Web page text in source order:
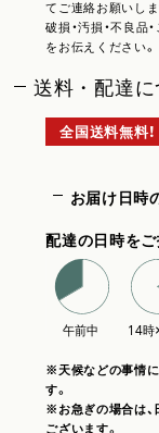
てご連絡お願いしま
破損・汚損・不良品
をお伝えください。
送料・配達に
全国送料無料！
お届け日時
配達の日時をご
※天候などの事情
す。
※お急ぎの場合は、
ございます。